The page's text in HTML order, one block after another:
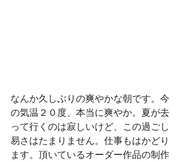
なんか久しぶりの爽やかな朝です。今
の気温２０度、本当に爽やか。夏が去
って行くのは寂しいけど、この過ごし
易さはたまりません。仕事もはかどり
ます。頂いているオーダー作品の制作